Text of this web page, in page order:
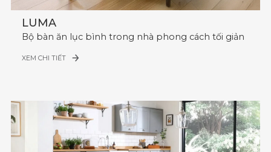
LUMA
Bộ bàn ăn lục bình trong nhà phong cách tối giản
XEM CHI TIẾT